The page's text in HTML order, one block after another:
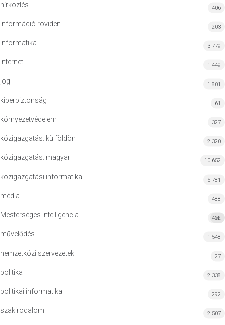
hírközlés 406
információ röviden 203
informatika 3 779
Internet 1 449
jog 1 801
kiberbiztonság 61
környezetvédelem 327
közigazgatás: külföldön 2 320
közigazgatás: magyar 10 652
közigazgatási informatika 5 781
média 488
Mesterséges Intelligencia MI
422
művelődés 1 548
nemzetközi szervezetek 27
politika 2 338
politikai informatika 292
szakirodalom 2 507